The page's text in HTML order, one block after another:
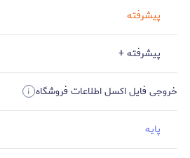
پیشرفته
پیشرفته +
خروجی فایل اکسل اطلاعات فروشگاه
پایه